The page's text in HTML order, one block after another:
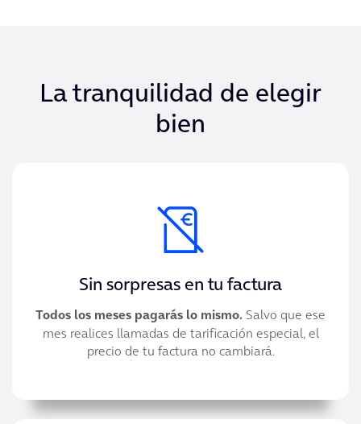
La tranquilidad de elegir
bien
Sin sorpresas en tu factura
Todos los meses pagarás lo mismo. Salvo que ese
mes realices llamadas de tarificación especial, el
precio de tu factura no cambiará.